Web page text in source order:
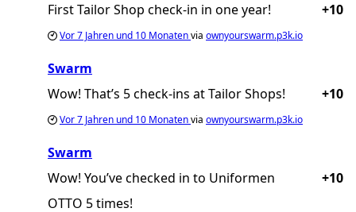
+10
First Tailor Shop check-in in one year!
Vor7 Jahren und 10 Monatenvia ownyourswarm.p3k.io
Swarm
+10
Wow! That’s 5 check-ins at Tailor Shops!
Vor7 Jahren und 10 Monatenvia ownyourswarm.p3k.io
Swarm
+10
Wow! You’ve checked in to Uniformen
OTTO 5 times!